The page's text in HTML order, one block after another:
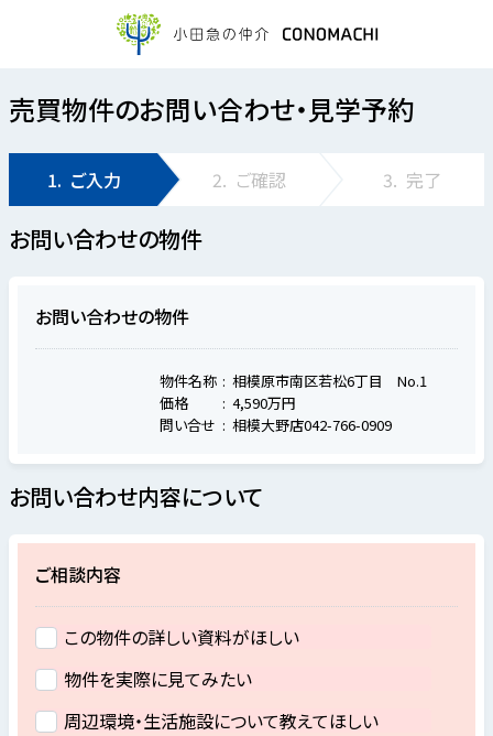
売買物件のお問い合わせ・見学予約
1. ご入力 2. ご確認 3. 完了
お問い合わせの物件
お問い合わせの物件
物件名称
相模原市南区若松6丁目 No.1
価格
4,590万円
問い合せ
相模大野店042-766-0909
お問い合わせ内容について
ご相談内容
この物件の詳しい資料がほしい
物件を実際に見てみたい
周辺環境・生活施設について教えてほしい